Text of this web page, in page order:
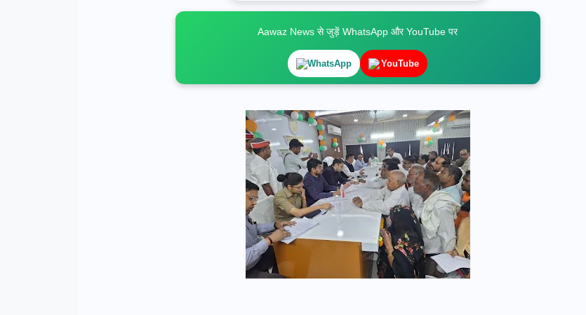
Aawaz News से जुड़ें WhatsApp और YouTube पर
WhatsApp YouTube